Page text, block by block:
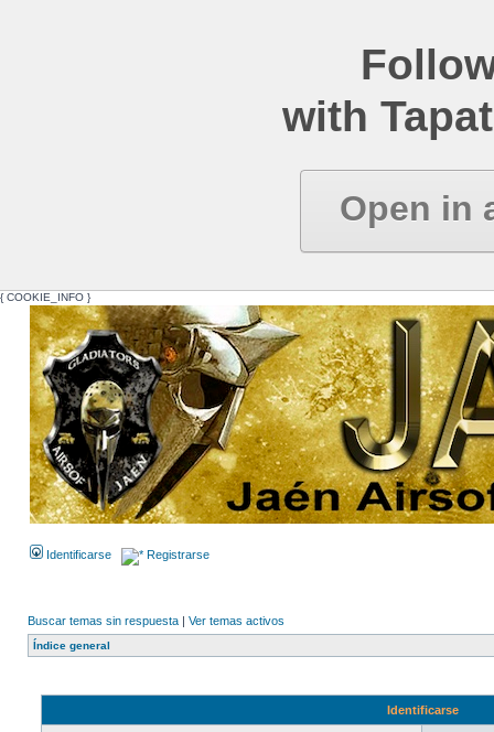
with
Open in
{ COOKIE_INFO }
Identificarse Registrarse
Buscar temas sin respuesta | Ver temas activos
Índice general
Identificarse